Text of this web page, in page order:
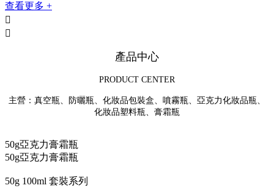
查看更多 +


產品中心
PRODUCT CENTER
主營：真空瓶、防曬瓶、化妝品包裝盒、噴霧瓶、亞克力化妝品瓶、
化妝品塑料瓶、膏霜瓶
50g亞克力膏霜瓶
50g亞克力膏霜瓶
50g 100ml 套裝系列